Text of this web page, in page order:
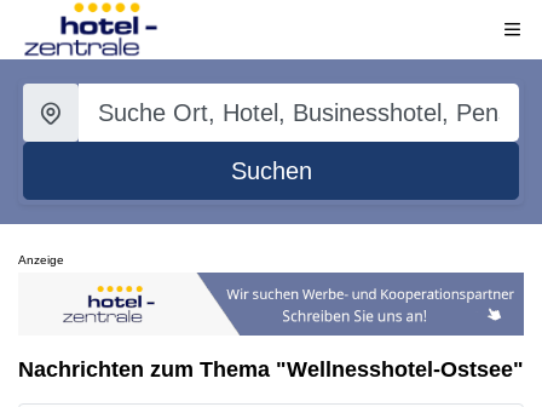
Suchen
Anzeige
Nachrichten zum Thema "Wellnesshotel-Ostsee"